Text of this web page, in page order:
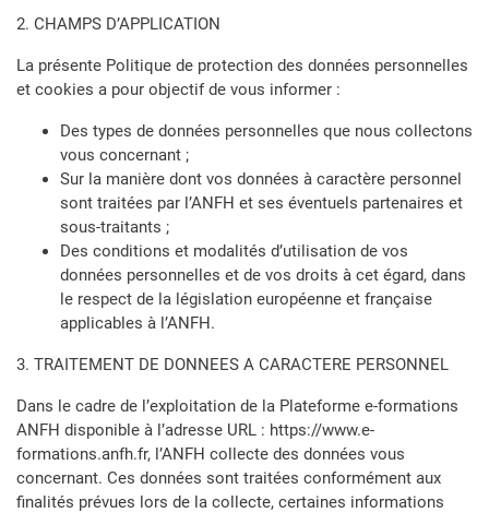
2. CHAMPS D’APPLICATION
La présente Politique de protection des données personnelles
et cookies a pour objectif de vous informer :
Des types de données personnelles que nous collectons
vous concernant ;
Sur la manière dont vos données à caractère personnel
sont traitées par l’ANFH et ses éventuels partenaires et
sous-traitants ;
Des conditions et modalités d’utilisation de vos
données personnelles et de vos droits à cet égard, dans
le respect de la législation européenne et française
applicables à l’ANFH.
3. TRAITEMENT DE DONNEES A CARACTERE PERSONNEL
Dans le cadre de l’exploitation de la Plateforme e-formations
ANFH disponible à l’adresse URL : https://www.e-
formations.anfh.fr, l’ANFH collecte des données vous
concernant. Ces données sont traitées conformément aux
finalités prévues lors de la collecte, certaines informations